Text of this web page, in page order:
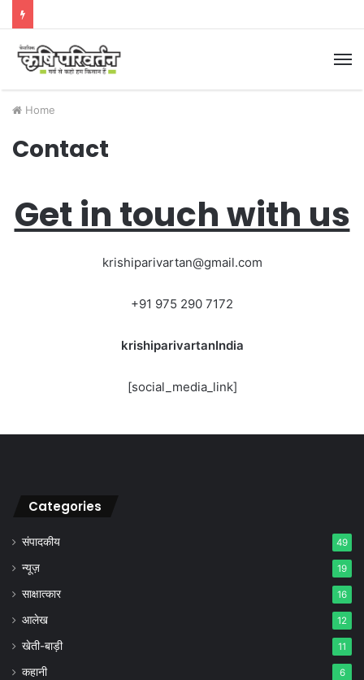
Home
Contact
Get in touch with us
krishiparivartan@gmail.com
+91 975 290 7172
krishiparivartanIndia
[social_media_link]
Categories
संपादकीय 49
न्यूज़ 19
साक्षात्कार 16
आलेख 12
खेती-बाड़ी 11
कहानी 6